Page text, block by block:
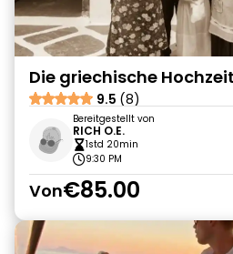
Die griechische
9.5 (8)
Bereitgestellt von
RICH O.E.
1std 20min
9:30 PM
Von€85.00